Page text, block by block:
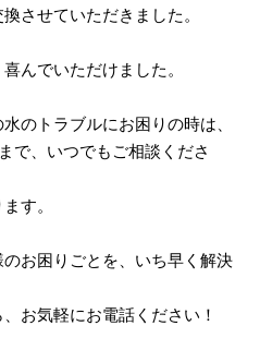
させていただきました。
んでいただけました。
のトラブルにお困りの時は、
で、いつでもご相談くださ
す。
お困りごとを、いち早く解決
お気軽にお電話ください！